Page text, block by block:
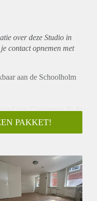
over deze Studio in
contact opnemen met
aan de Schoolholm
van Groningen. In de
een Albert Heijn.
op slechts 4 minuten
25 m² studio binnen,
met open
een inductiekookplaat,
De badkamer is
PAKKET!